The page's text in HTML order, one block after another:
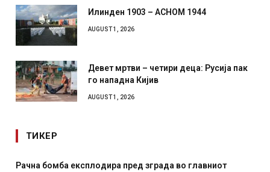
Илинден 1903 – АСНОМ 1944
AUGUST 1, 2026
Девет мртви – четири деца: Русија пак
го нападна Кијив
AUGUST 1, 2026
ТИКЕР
Рачна бомба експлодира пред зграда во главниот